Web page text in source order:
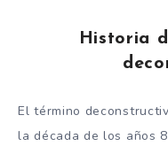
Historia
El término
la década de los años